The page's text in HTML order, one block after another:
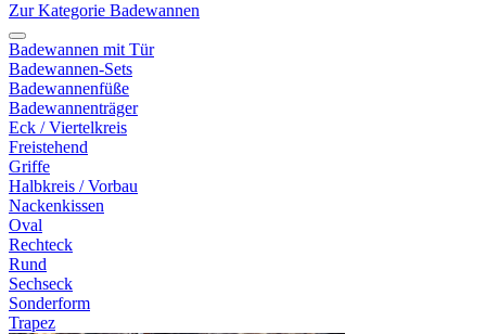
Zur Kategorie Badewannen
Badewannen mit Tür
Badewannen-Sets
Badewannenfüße
Badewannenträger
Eck / Viertelkreis
Freistehend
Griffe
Halbkreis / Vorbau
Nackenkissen
Oval
Rechteck
Rund
Sechseck
Sonderform
Trapez